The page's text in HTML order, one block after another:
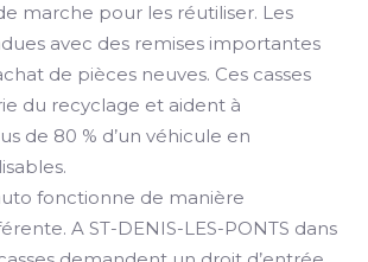
marche pour les réutiliser. Les
avec des remises importantes
de pièces neuves. Ces casses
du recyclage et aident à
de 80 % d’un véhicule en
fonctionne de manière
A ST-DENIS-LES-PONTS dans